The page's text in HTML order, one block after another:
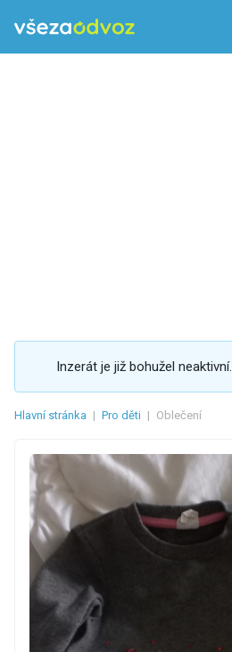
Inzerát je již bohužel neaktivní.
Hlavní stránka | Pro děti | Oblečení